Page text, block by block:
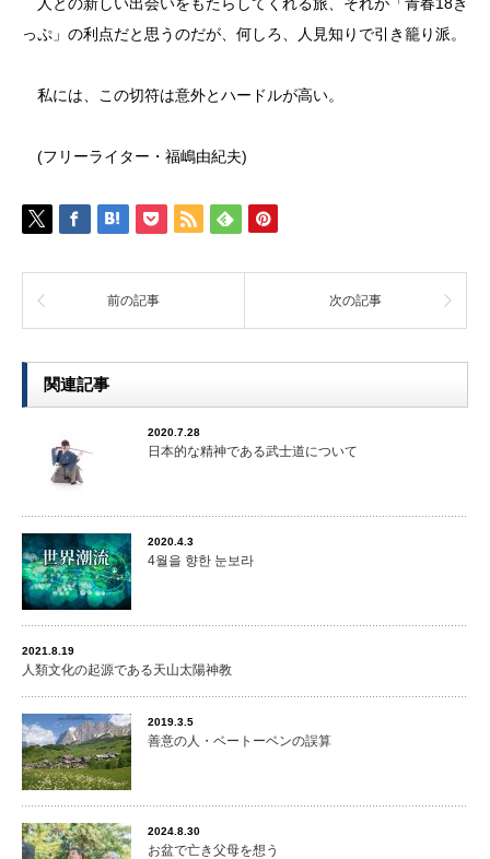
っぷ」の利点だと思うのだが、何しろ、人見知りで引き籠り派。
私には、この切符は意外とハードルが高い。
(フリーライター・福嶋由紀夫)
前の記事 次の記事
関連記事
2020.7.28
日本的な精神である武士道について
2020.4.3
4월을 향한 눈보라
2021.8.19
人類文化の起源である天山太陽神教
2019.3.5
善意の人・ベートーベンの誤算
2024.8.30
お盆で亡き父母を想う